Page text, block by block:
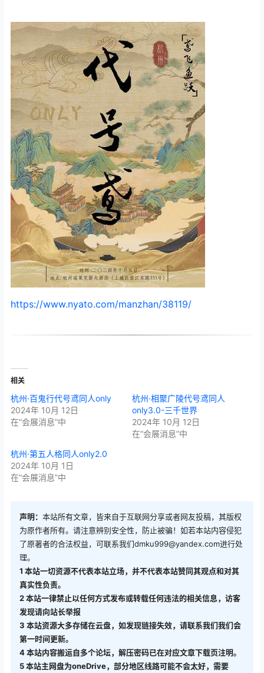
https://www.nyato.com/manzhan/38119/
相关
杭州·百鬼行代号鸢同人only
2024年 10月 12日
在“会展消息”中
杭州·相聚广陵代号鸢同人
only3.0-三千世界
2024年 10月 12日
在“会展消息”中
杭州·第五人格同人only2.0
2024年 10月 1日
在“会展消息”中
声明： 本站所有文章，皆来自于互联网分享或者网友投稿，其版权
为原作者所有。请注意辨别安全性，防止被骗！如若本站内容侵犯
了原著者的合法权益，可联系我们dmku999@yandex.com进行处
理。
1 本站一切资源不代表本站立场，并不代表本站赞同其观点和对其
真实性负责。
2本站一律禁止以任何方式发布或转载任何违法的相关信息，访客
发现请向站长举报
3 本站资源大多存储在云盘，如发现链接失效，请联系我们我们会
第一时间更新。
4本站内容搬运自多个论坛，解压密码已在对应文章下载页注明。
5本站主网盘为oneDrive，部分地区线路可能不会太好，需要